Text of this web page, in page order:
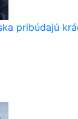
pribúdajú